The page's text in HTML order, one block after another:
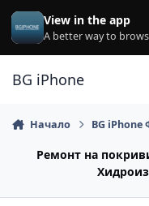
Премини към
View in the app
A better way to
BG iPhone
Начало BG
Ремонт на